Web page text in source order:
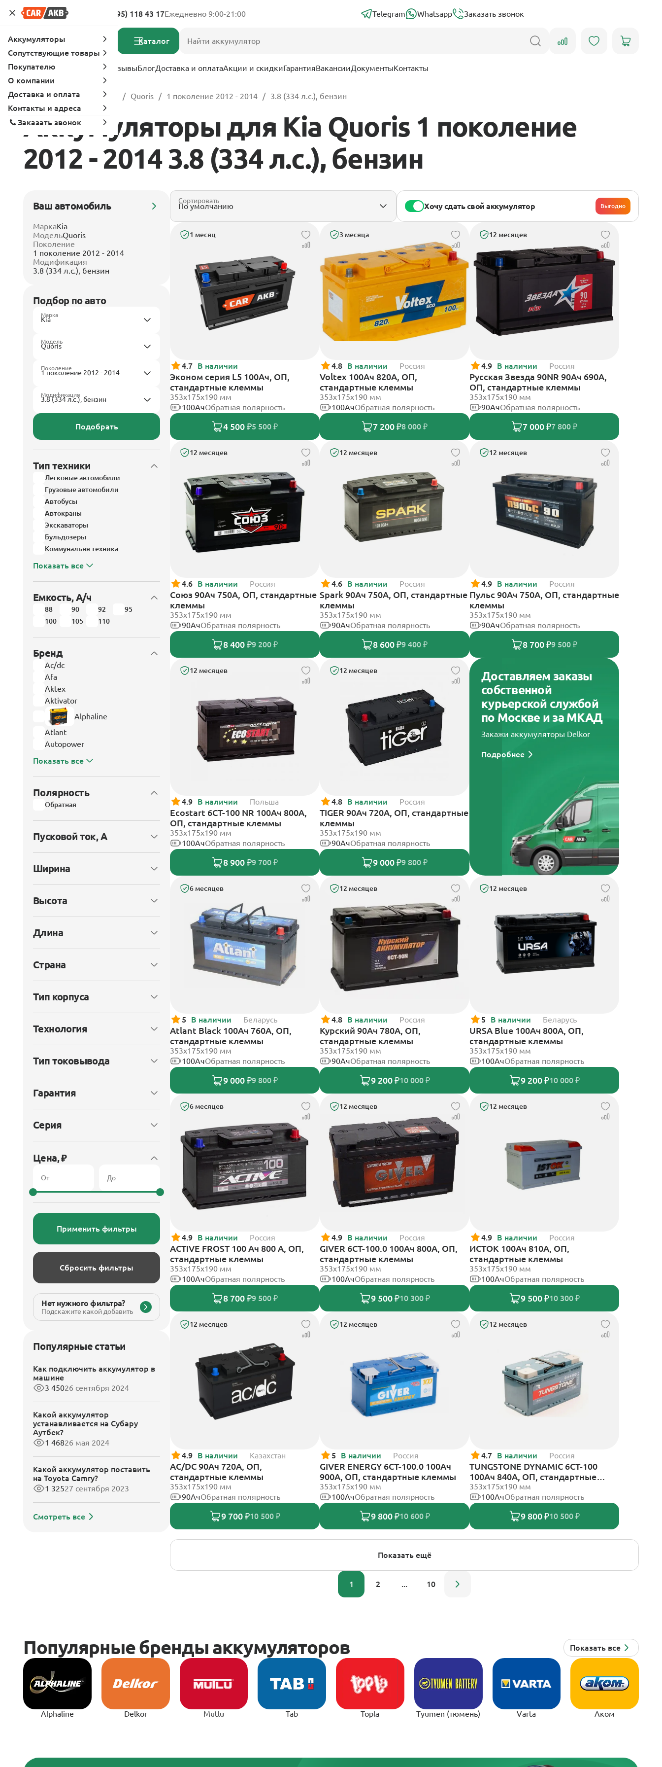
Адреса магазинов 8 (495) 118 43 17Ежедневно 9:00-21:00 Telegram Whatsapp Заказать звонок
Каталог
Услуги Вопрос-ответ ОтзывыБлогДоставка и оплатаАкции и скидкиГарантияВакансииДокументыКонтакты
Главная Каталог Quoris 1 поколение 2012 - 2014 3.8 (334 л.с.), бензин
Аккумуляторы для Kia Quoris 1 поколение
2012 - 2014 3.8 (334 л.с.), бензин
Ваш автомобиль
МаркаKia
МодельQuoris
Поколение
1 поколение 2012 - 2014
Модификация
3.8 (334 л.с.), бензин
Подбор по авто
Марка
Модель
Поколение
Модификация
Подобрать
Тип техники
Легковые автомобили
Грузовые автомобили
Автобусы
Автокраны
Экскаваторы
Бульдозеры
Коммунальня техника
Показать все
Емкость, А/ч
88 90 92
95
100
105 110
Бренд
Ac/dc
Afa
Aktex
Aktivator
Alphaline
Atlant
Autopower
Показать все
Полярность
Обратная
Пусковой ток, А
Ширина
Высота
Длина
Страна
Тип корпуса
Технология
Тип токовывода
Гарантия
Серия
Цена, ₽
Применить фильтры
Сбросить фильтры
Нет нужного фильтра?
Подскажите какой добавить
Популярные статьи
Как подключить аккумулятор в
машине
3 45026 сентября 2024
Какой аккумулятор
устанавливается на Субару
Аутбек?
1 46826 мая 2024
Какой аккумулятор поставить
на Toyota Camry?
1 32527 сентября 2023
Смотреть все
Сортировать
Хочу сдать свой аккумулятор Выгодно
1 месяц
4.7 В наличии
Эконом серия L5 100Ач, ОП,
стандартные клеммы
353х175х190 мм
100АчОбратная полярность
4 500 ₽5 500 ₽
3 месяца
4.8 В наличии Россия
Voltex 100Ач 820А, ОП,
стандартные клеммы
353х175х190 мм
100АчОбратная полярность
7 200 ₽8 000 ₽
12 месяцев
4.9 В наличии Россия
Русская Звезда 90NR 90Ач 690А,
ОП, стандартные клеммы
353x175x190 мм
90АчОбратная полярность
7 000 ₽7 800 ₽
12 месяцев
4.6 В наличии Россия
Союз 90Ач 750А, ОП, стандартные
клеммы
353x175x190 мм
90АчОбратная полярность
8 400 ₽9 200 ₽
12 месяцев
4.6 В наличии Россия
Spark 90Ач 750А, ОП, стандартные
клеммы
353х175х190 мм
90АчОбратная полярность
8 600 ₽9 400 ₽
12 месяцев
4.9 В наличии Россия
Пульс 90Ач 750А, ОП, стандартные
клеммы
353x175x190 мм
90АчОбратная полярность
8 700 ₽9 500 ₽
12 месяцев
4.9 В наличии Польша
Ecostart 6CT-100 NR 100Ач 800А,
ОП, стандартные клеммы
353x175x190 мм
100АчОбратная полярность
8 900 ₽9 700 ₽
12 месяцев
4.8 В наличии Россия
TIGER 90Ач 720А, ОП, стандартные
клеммы
353х175х190 мм
90АчОбратная полярность
9 000 ₽9 800 ₽
Доставляем заказы
собственной
курьерской службой
по Москве и за МКАД
Закажи аккумуляторы Delkor
Подробнее
6 месяцев
5 В наличии Беларусь
Atlant Black 100Ач 760А, ОП,
стандартные клеммы
353х175х190 мм
100АчОбратная полярность
9 000 ₽9 800 ₽
12 месяцев
4.8 В наличии Россия
Курский 90Ач 780А, ОП,
стандартные клеммы
353x175x190 мм
90АчОбратная полярность
9 200 ₽10 000 ₽
12 месяцев
5 В наличии Беларусь
URSA Blue 100Ач 800А, ОП,
стандартные клеммы
353х175х190 мм
100АчОбратная полярность
9 200 ₽10 000 ₽
6 месяцев
4.9 В наличии Россия
ACTIVE FROST 100 Ач 800 А, ОП,
стандартные клеммы
353х175х190 мм
100АчОбратная полярность
8 700 ₽9 500 ₽
12 месяцев
4.9 В наличии Россия
GIVER 6CT-100.0 100Ач 800А, ОП,
стандартные клеммы
353х175х190 мм
100АчОбратная полярность
9 500 ₽10 300 ₽
12 месяцев
4.9 В наличии Россия
ИСТОК 100Ач 810А, ОП,
стандартные клеммы
353х175х190 мм
100АчОбратная полярность
9 500 ₽10 300 ₽
12 месяцев
4.9 В наличии Казахстан
AC/DC 90Ач 720А, ОП,
стандартные клеммы
353х175х190 мм
90АчОбратная полярность
9 700 ₽10 500 ₽
12 месяцев
5 В наличии Россия
GIVER ENERGY 6СТ-100.0 100Ач
900А, ОП, стандартные клеммы
353х175х190 мм
100АчОбратная полярность
9 800 ₽10 600 ₽
12 месяцев
4.7 В наличии Россия
TUNGSTONE DYNAMIC 6СТ-100
100Ач 840А, ОП, стандартные
клеммы
353x175x190 мм
100АчОбратная полярность
9 800 ₽10 500 ₽
Показать ещё
1 2 ... 10
Alphaline Delkor Mutlu Tab Topla Tyumen (тюмень) Varta Аком
Аккумуляторы
Сопутствующие товары
Покупателю
О компании
Доставка и оплата
Контакты и адреса
Заказать звонок